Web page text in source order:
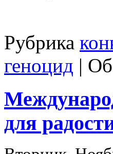
Рубрика
геноцид |
для